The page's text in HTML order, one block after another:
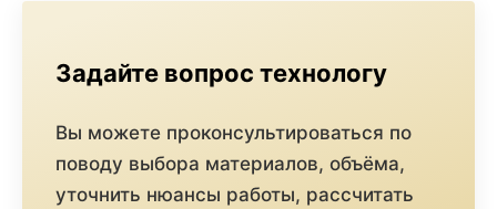
Задайте вопрос технологу
Вы можете проконсультироваться по
поводу выбора материалов, объёма,
уточнить нюансы работы, рассчитать